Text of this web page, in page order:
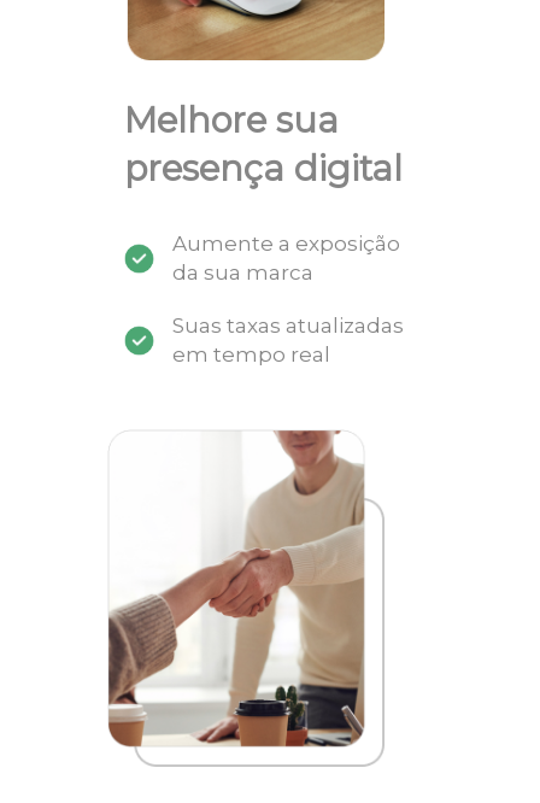
Melhore sua
presença digital
Aumente a exposição
da sua marca
Suas taxas atualizadas
em tempo real